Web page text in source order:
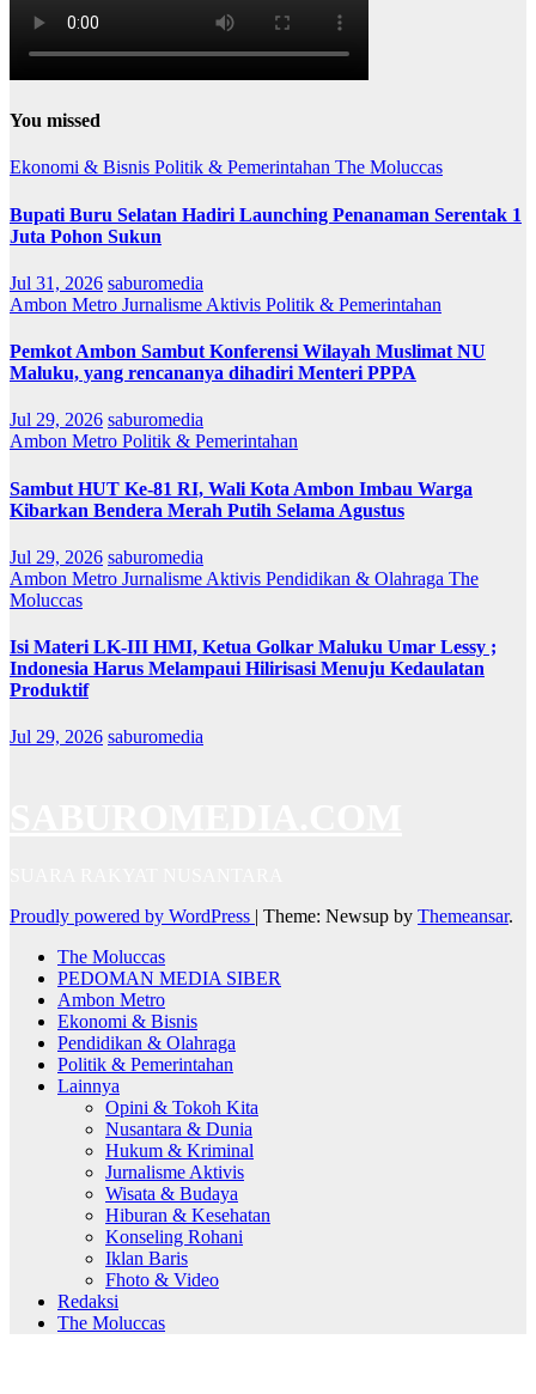
You missed
Ekonomi & Bisnis Politik & Pemerintahan The Moluccas
Bupati Buru Selatan Hadiri Launching Penanaman Serentak 1
Juta Pohon Sukun
Jul 31, 2026 saburomedia
Ambon Metro Jurnalisme Aktivis Politik & Pemerintahan
Pemkot Ambon Sambut Konferensi Wilayah Muslimat NU
Maluku, yang rencananya dihadiri Menteri PPPA
Jul 29, 2026 saburomedia
Ambon Metro Politik & Pemerintahan
Sambut HUT Ke-81 RI, Wali Kota Ambon Imbau Warga
Kibarkan Bendera Merah Putih Selama Agustus
Jul 29, 2026 saburomedia
Ambon Metro Jurnalisme Aktivis Pendidikan & Olahraga The
Moluccas
Isi Materi LK-III HMI, Ketua Golkar Maluku Umar Lessy ;
Indonesia Harus Melampaui Hilirisasi Menuju Kedaulatan
Produktif
Jul 29, 2026 saburomedia
Proudly powered by WordPress | Theme: Newsup by Themeansar.
The Moluccas
PEDOMAN MEDIA SIBER
Ambon Metro
Ekonomi & Bisnis
Pendidikan & Olahraga
Politik & Pemerintahan
Lainnya
Opini & Tokoh Kita
Nusantara & Dunia
Hukum & Kriminal
Jurnalisme Aktivis
Wisata & Budaya
Hiburan & Kesehatan
Konseling Rohani
Iklan Baris
Fhoto & Video
Redaksi
The Moluccas